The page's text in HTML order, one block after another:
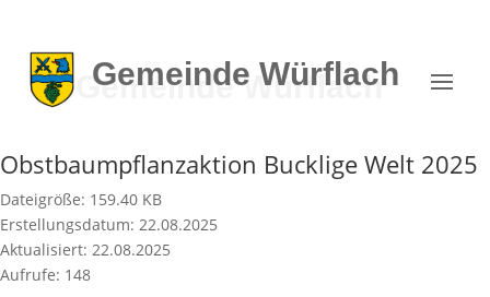
Gemeinde Würflach
Obstbaumpflanzaktion Bucklige Welt 2025
Dateigröße: 159.40 KB
Erstellungsdatum: 22.08.2025
Aktualisiert: 22.08.2025
Aufrufe: 148